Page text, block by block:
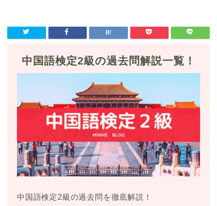
中国語検定2級の過去問解説一覧！
中国語検定2級の過去問を徹底解説！